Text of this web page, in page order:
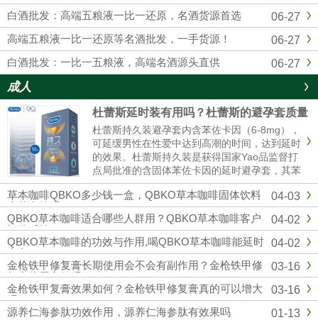
06-27
白酒批发：高端五粮液一比一还原，名酒货源首选
06-27
高端五粮液一比一还原等名酒批发，一手货源！
06-27
白酒批发：一比一五粮液，高端名酒源头直供
成人
杜蕾斯延时装有用吗？杜蕾斯的避孕套质量
怎么样啊
杜蕾斯持久装避孕套内含苯佐卡因（6-8mg），
可延缓男性在性爱中达到高潮的时间，达到延时
的效果。杜蕾斯持久装是获得国家Yao品监督打
点局批准的含固体苯佐卡因的延时避孕套，其苯
佐卡因浓度符合美国FDA保举浓度以及欧洲CE
标准，用起来更安心。固态苯佐卡因在有效较低
敏感度的同时不存在外漏隐患，不用担心伴侣的
快感应感染到影响。杜蕾...
04-03
草本咖啡QBKO多少钱一盒，QBKO草本咖啡固体饮料
真的有效吗
04-02
QBKO草本咖啡适合哪些人群用？QBKO草本咖啡客户
评价反馈
04-02
QBKO草本咖啡的功效与作用,喝QBKO草本咖啡能延时
多久
03-16
金枪铁甲修复膏长期使用会不会有副作用？金枪铁甲修
复膏使用方便吗？
03-16
金枪铁甲复膏效果如何？金枪铁甲修复膏真的可以增大
吗？
01-13
源养仁海参肽功效作用，源养仁海参肽有效果吗